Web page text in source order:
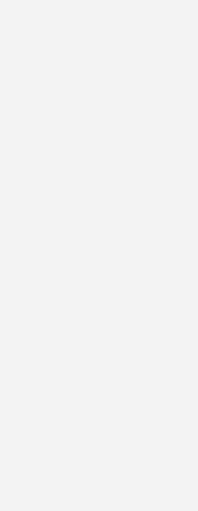
二月
宋文
北魏
十一
宋文
北魏
三月
宋文
北魏
九月
跋焘
将军叔